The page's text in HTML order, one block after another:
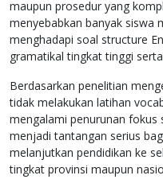
maupun prosedur yang
menyebabkan banyak siswa
menghadapi soal structure
gramatikal tingkat tinggi
Berdasarkan penelitian
tidak melakukan latihan
mengalami penurunan fokus
menjadi tantangan serius
melanjutkan pendidikan ke
tingkat provinsi maupun